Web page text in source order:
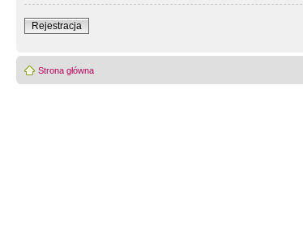
Rejestracja
Strona główna